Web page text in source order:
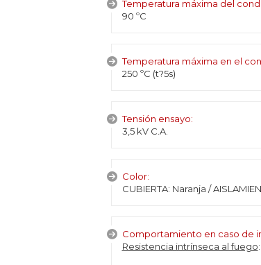
Temperatura máxima del
90 ºC
Temperatura máxima en el
250 ºC (t?5s)
Tensión ensayo:
3,5 kV C.A.
Color:
CUBIERTA: Naranja /
Comportamiento en caso de
Resistencia intrínseca al fuego